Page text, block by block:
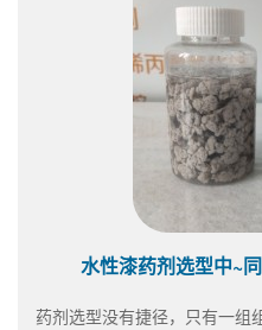
水性漆药剂选型中~
药剂选型没有捷径，只有一组